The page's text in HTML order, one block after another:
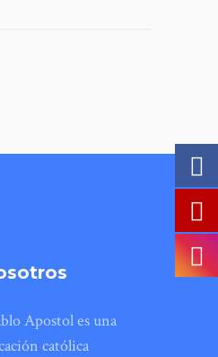
Apostol es una
católica